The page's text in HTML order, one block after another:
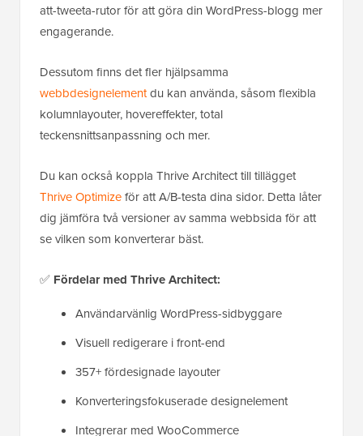
att-tweeta-rutor för att göra din WordPress-blogg mer
engagerande.
Dessutom finns det fler hjälpsamma
webbdesignelementdu kan använda, såsom flexibla
kolumnlayouter, hovereffekter, total
teckensnittsanpassning och mer.
Du kan också koppla Thrive Architect till tillägget
Thrive Optimizeför att A/B-testa dina sidor. Detta låter
dig jämföra två versioner av samma webbsida för att
se vilken som konverterar bäst.
✅ Fördelar med Thrive Architect:
Användarvänlig WordPress-sidbyggare
Visuell redigerare i front-end
357+ fördesignade layouter
Konverteringsfokuserade designelement
Integrerar med WooCommerce